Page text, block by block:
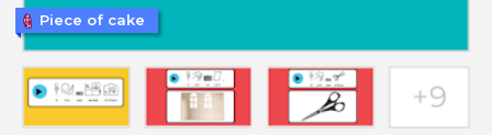
Piece of cake